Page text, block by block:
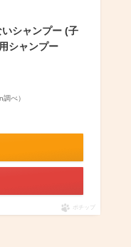
シャンプー (子
シャンプー
べ）
ポチップ